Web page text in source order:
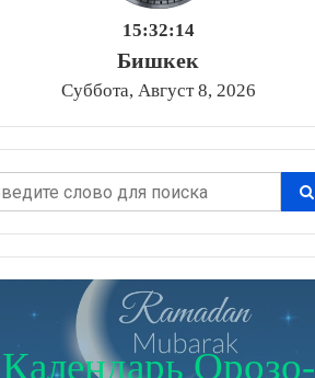
15:32:15
Бишкек
Суббота, Август 8, 2026
Календарь Орозо-